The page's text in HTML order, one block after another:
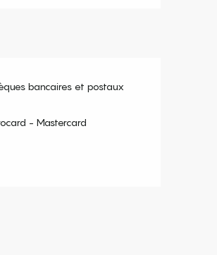
bancaires et postaux
- Mastercard